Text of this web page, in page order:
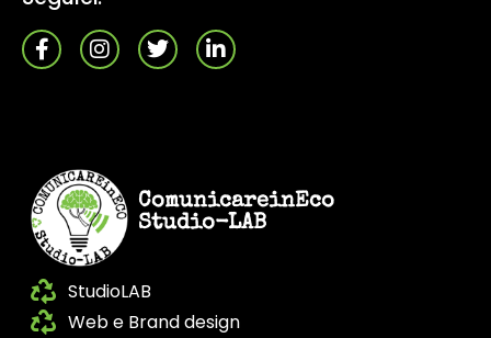
ComunicareinEco
Studio-LAB
StudioLAB
Web e Brand design